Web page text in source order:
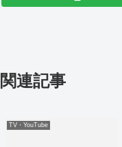
関連記事
TV・YouTube